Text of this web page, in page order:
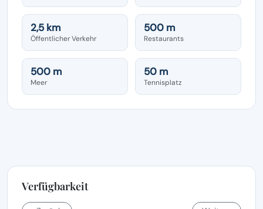
2,5 km
Öffentlicher Verkehr
500 m
Restaurants
500 m
Meer
50 m
Tennisplatz
Verfügbarkeit